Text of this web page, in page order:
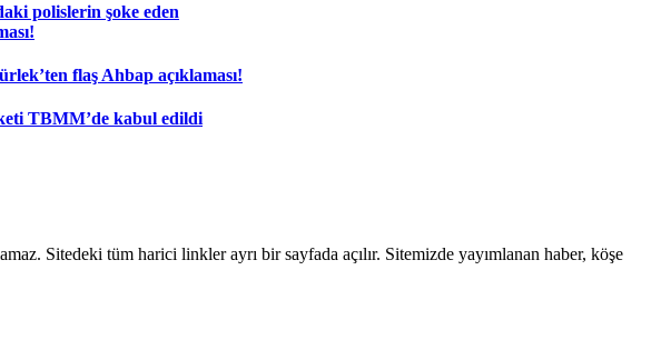
polislerin şoke eden
flaş Ahbap açıklaması!
TBMM’de kabul edildi
Sitedeki tüm harici linkler ayrı bir sayfada açılır. Sitemizde yayımlanan haber, köşe